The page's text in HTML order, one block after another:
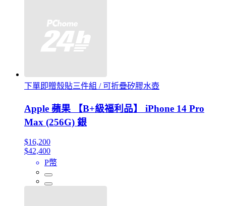
下單即贈殼貼三件組 / 可折疊矽膠水壺
Apple 蘋果 【B+級福利品】 iPhone 14 Pro
Max (256G) 銀
$16,200
$42,400
P幣